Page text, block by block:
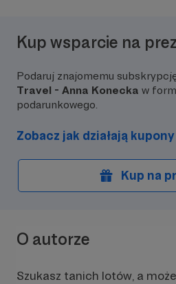
Kup wsparcie na
Podaruj znajomemu
Travel - Anna Konecka w
podarunkowego.
Zobacz jak działają kupony
Kup na
O autorze
Szukasz tanich lotów, a